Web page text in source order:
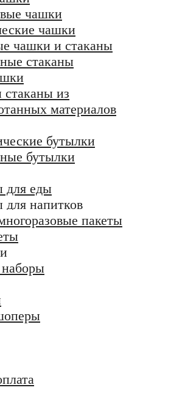
чашки
чашки
чашки и стаканы
стаканы
из
материалов
бутылки
бутылки
для еды
напитков
пакеты